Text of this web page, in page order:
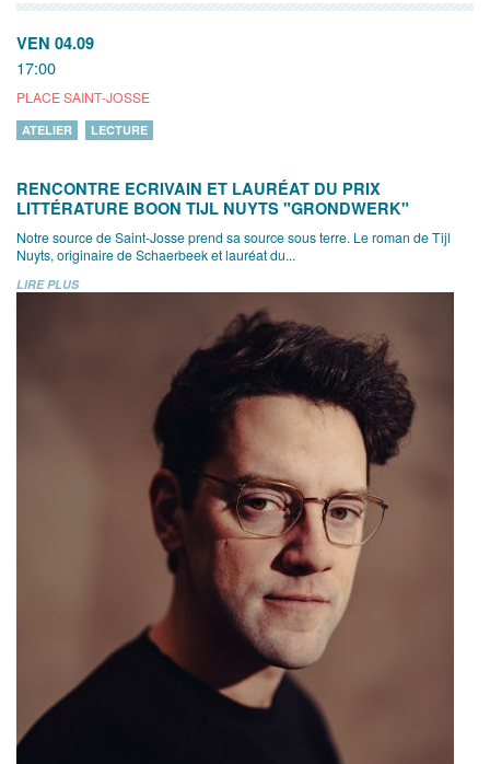
VEN 04.09
17:00
PLACE SAINT-JOSSE
ATELIER LECTURE
RENCONTRE ECRIVAIN ET LAURÉAT DU PRIX
LITTÉRATURE BOON TIJL NUYTS "GRONDWERK"
Notre source de Saint-Josse prend sa source sous terre. Le roman de Tijl
Nuyts, originaire de Schaerbeek et lauréat du...
LIRE PLUS